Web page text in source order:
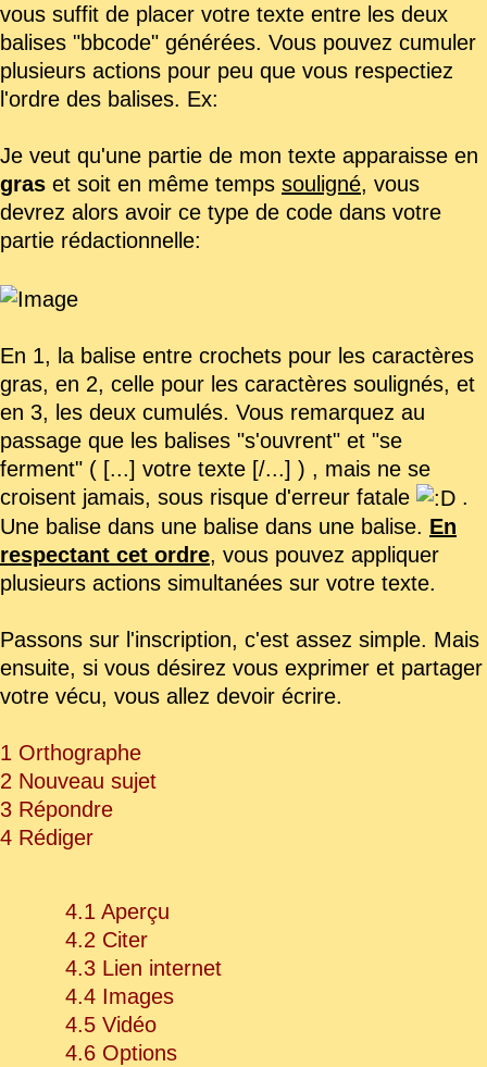
vous suffit de placer votre texte entre les deux
balises "bbcode" générées. Vous pouvez cumuler
plusieurs actions pour peu que vous respectiez
l'ordre des balises. Ex:
Je veut qu'une partie de mon texte apparaisse en
gras et soit en même temps souligné, vous
devrez alors avoir ce type de code dans votre
partie rédactionnelle:
En 1, la balise entre crochets pour les caractères
gras, en 2, celle pour les caractères soulignés, et
en 3, les deux cumulés. Vous remarquez au
passage que les balises "s'ouvrent" et "se
ferment" ( [...] votre texte [/...] ) , mais ne se
croisent jamais, sous risque d'erreur fatale
.
Une balise dans une balise dans une balise. En
respectant cet ordre, vous pouvez appliquer
plusieurs actions simultanées sur votre texte.
Passons sur l'inscription, c'est assez simple. Mais
ensuite, si vous désirez vous exprimer et partager
votre vécu, vous allez devoir écrire.
1 Orthographe
2 Nouveau sujet
3 Répondre
4 Rédiger
4.1 Aperçu
4.2 Citer
4.3 Lien internet
4.4 Images
4.5 Vidéo
4.6 Options